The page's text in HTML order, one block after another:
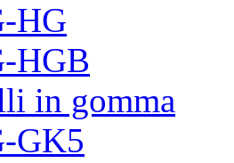
HG
HGB
in gomma
GK5